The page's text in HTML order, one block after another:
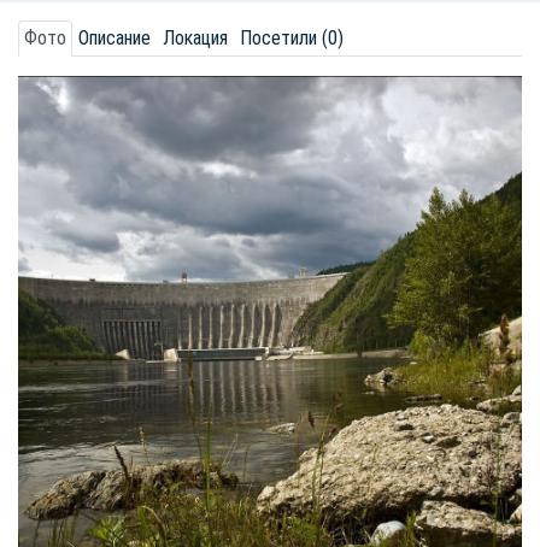
Фото Описание Локация Посетили (0)